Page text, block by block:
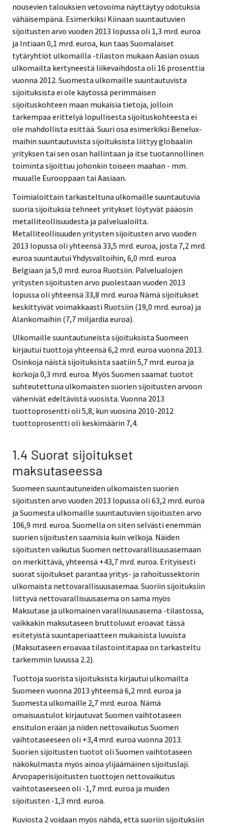
nousevien talouksien vetovoima näyttäytyy odotuksia
vähäisempänä. Esimerkiksi Kiinaan suuntautuvien
sijoitusten arvo vuoden 2013 lopussa oli 1,3 mrd. euroa
ja Intiaan 0,1 mrd. euroa, kun taas Suomalaiset
tytäryhtiöt ulkomailla -tilaston mukaan Aasian osuus
ulkomailta kertyneestä liikevaihdosta oli 16 prosenttia
vuonna 2012. Suomesta ulkomaille suuntautuvista
sijoituksista ei ole käytössä perimmäisen
sijoituskohteen maan mukaisia tietoja, jolloin
tarkempaa erittelyä lopullisesta sijoituskohteesta ei
ole mahdollista esittää. Suuri osa esimerkiksi Benelux-
maihin suuntautuvista sijoituksista liittyy globaalin
yrityksen tai sen osan hallintaan ja itse tuotannollinen
toiminta sijoittuu johonkin toiseen maahan - mm.
muualle Eurooppaan tai Aasiaan.
Toimialoittain tarkasteltuna ulkomaille suuntautuvia
suoria sijoituksia tehneet yritykset löytyvät pääosin
metalliteollisuudesta ja palvelualoilta.
Metalliteollisuuden yritysten sijoitusten arvo vuoden
2013 lopussa oli yhteensä 33,5 mrd. euroa, josta 7,2 mrd.
euroa suuntautui Yhdysvaltoihin, 6,0 mrd. euroa
Belgiaan ja 5,0 mrd. euroa Ruotsiin. Palvelualojen
yritysten sijoitusten arvo puolestaan vuoden 2013
lopussa oli yhteensä 33,8 mrd. euroa Nämä sijoitukset
keskittyivät voimakkaasti Ruotsiin (19,0 mrd. euroa) ja
Alankomaihin (7,7 miljardia euroa).
Ulkomaille suuntautuneista sijoituksista Suomeen
kirjautui tuottoja yhteensä 6,2 mrd. euroa vuonna 2013.
Osinkoja näistä sijoituksista saatiin 5,7 mrd. euroa ja
korkoja 0,3 mrd. euroa. Myös Suomen saamat tuotot
suhteutettuna ulkomaisten suorien sijoitusten arvoon
vähenivät edeltävistä vuosista. Vuonna 2013
tuottoprosentti oli 5,8, kun vuosina 2010-2012
tuottoprosentti oli keskimäärin 7,4.
1.4 Suorat sijoitukset
maksutaseessa
Suomeen suuntautuneiden ulkomaisten suorien
sijoitusten arvo vuoden 2013 lopussa oli 63,2 mrd. euroa
ja Suomesta ulkomaille suuntautuvien sijoitusten arvo
106,9 mrd. euroa. Suomella on siten selvästi enemmän
suorien sijoitusten saamisia kuin velkoja. Näiden
sijoitusten vaikutus Suomen nettovarallisuusasemaan
on merkittävä, yhteensä +43,7 mrd. euroa. Erityisesti
suorat sijoitukset parantaa yritys- ja rahoitussektorin
ulkomaista nettovarallisuusasemaa. Suoriin sijoituksiin
liittyvä nettovarallisuusasema on sama myös
Maksutase ja ulkomainen varallisuusasema -tilastossa,
vaikkakin maksutaseen bruttoluvut eroavat tässä
esitetyistä suuntaperiaatteen mukaisista luvuista
(Maksutaseen eroavaa tilastointitapaa on tarkasteltu
tarkemmin luvussa 2.2).
Tuottoja suorista sijoituksista kirjautui ulkomailta
Suomeen vuonna 2013 yhteensä 6,2 mrd. euroa ja
Suomesta ulkomaille 2,7 mrd. euroa. Nämä
omaisuustulot kirjautuvat Suomen vaihtotaseen
ensitulon erään ja niiden nettovaikutus Suomen
vaihtotaseeseen oli +3,4 mrd. euroa vuonna 2013.
Suorien sijoitusten tuotot oli Suomen vaihtotaseen
näkökulmasta myös ainoa ylijäämäinen sijoituslaji.
Arvopaperisijoitusten tuottojen nettovaikutus
vaihtotaseeseen oli -1,7 mrd. euroa ja muiden
sijoitusten -1,3 mrd. euroa.
Kuviosta 2 voidaan myös nähdä, että suoriin sijoituksiin